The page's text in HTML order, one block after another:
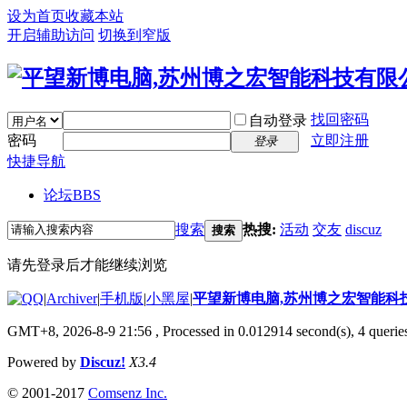
设为首页收藏本站
开启辅助访问 切换到窄版
自动登录 找回密码
密码
登录
立即注册
快捷导航
论坛BBS
搜索 搜索 热搜: 活动 交友 discuz
请先登录后才能继续浏览
|Archiver|手机版|小黑屋|平望新博电脑,苏州博之宏智能科
GMT+8, 2026-8-9 21:56 , Processed in 0.012914 second(s), 4
Powered by Discuz! X3.4
© 2001-2017 Comsenz Inc.